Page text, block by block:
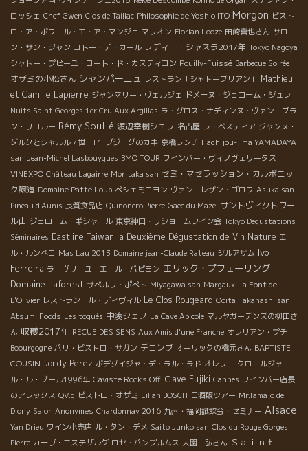
ロッシェ Chef Gwen Clos de Taillac Philosophie de Yoshio ITO Morgon ビスト
ロ・ア・ボワール・エ・ア・マンジェ マリオン Florian Looze 田崎真也さん サロ
ン・サン・ジャン コトー・デ・カール レディー・シャスラ2017年 Tokyo Nagoya
シャトー・プピーユ・コート・ド・カスティヨン Pouilly-Fuissé Barbecue Soirée
オザミの小松さん シャンパーニュ レストラン「シャトーブリアン」
Mathieu
et Camille Lapierre ジャンマリー・ヴェルジェ ドメーヌ・ジェローム・ジュレ
Nuits Saint Georges 1er Cru Aux Argillas ラ・グロス・ナディンヌ・ヴァン・ブラ
ン・リコルー Rémy Soulié 渡辺幸樹シェフ 名古屋 ラ・ベスティア ジャンヌ・
ダルクとシャルル７世 TF1 ブジーグのカキ 京橋ランチ Hachijou-jima YAMADAYA
san Jean-Michel Lasbouygues BMO TOUR ワインバー・ヴィノヴェリータス
VINEXPO Château Lagairre Moritaka san セミ・マセラッション・カルボニッ
ク醸造 Domaine Patte Loup ペシェミニヨン ヴァン・レザン・ゴロワ Asuka san
Pineau d'Aunis 良質食品店 Quinonero Pierre Gaec du Mazel サントヴィクトワー
ル山 ジェローム・ギシャール 東京神田・リショームワイン会 Tokyo Degustations
Séminaires Eastline Taiwan la Deuxième Dégustation de Vin Nature エ
ル・ルンベロ Mas Lau 2013 Domaine jean-Claude Rateau ジルアザム Ivo
Ferreira ラ・ヴリーユ・エ・ル・パピヨン エリック・プフェーリング
Domaine Laforest サぺルリ・ポぺト Miyagawa san Margaux La Font de
L'Olivier レストラン ル・ディヴィル Le Clos Rougeard Ooita Takahashi san
Atsumi Foods Les toqués 中湊シェフ La Cave Apicole マルヤガーデンズの柳田さ
ん 収穫2017年 RECUE DES SENS Aux Amis d’une Franche オレリアン・プチ
Boourgogne パリ・ビストロ・サガン デコンブ オーリックの橋元さん BAPTISTE
COUSIN Jordy Perez ボデグイジャ・デ・ラル・ラド オレリー クロ・ルジャー
ル・ル・ブール1996年 Caviste Rocks Off Ｃave Fujiki Cannes ワインバー店長
のアレックス QV.g ビストロ・オザミ Lilian BOSCH 日酒販ツアー Mr.Tamajo de
Diony Salon Anonymes Chardonnay 2016 九州・福岡試飲会・セミナー Alsace
Yan Drieu ワイン小売店 ル・タン・デメ Saito Junko san Clos du Rouge Gorges
Pierre カーヴ・エステザルグ ロセ・パンプルムス 大園 弘さん Ｓａｉｎｔ-